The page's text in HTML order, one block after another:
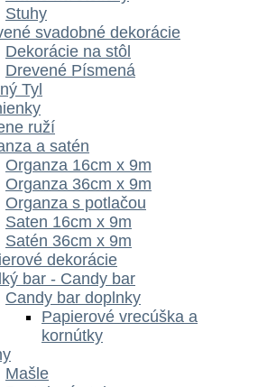
Stuhy
svadobné dekorácie
Dekorácie na stôl
Drevené Písmená
Tyl
ruží
a satén
Organza 16cm x 9m
Organza 36cm x 9m
Organza s potlačou
Saten 16cm x 9m
Satén 36cm x 9m
dekorácie
bar - Candy bar
Candy bar doplnky
Papierové vrecúška a
kornútky
Mašle